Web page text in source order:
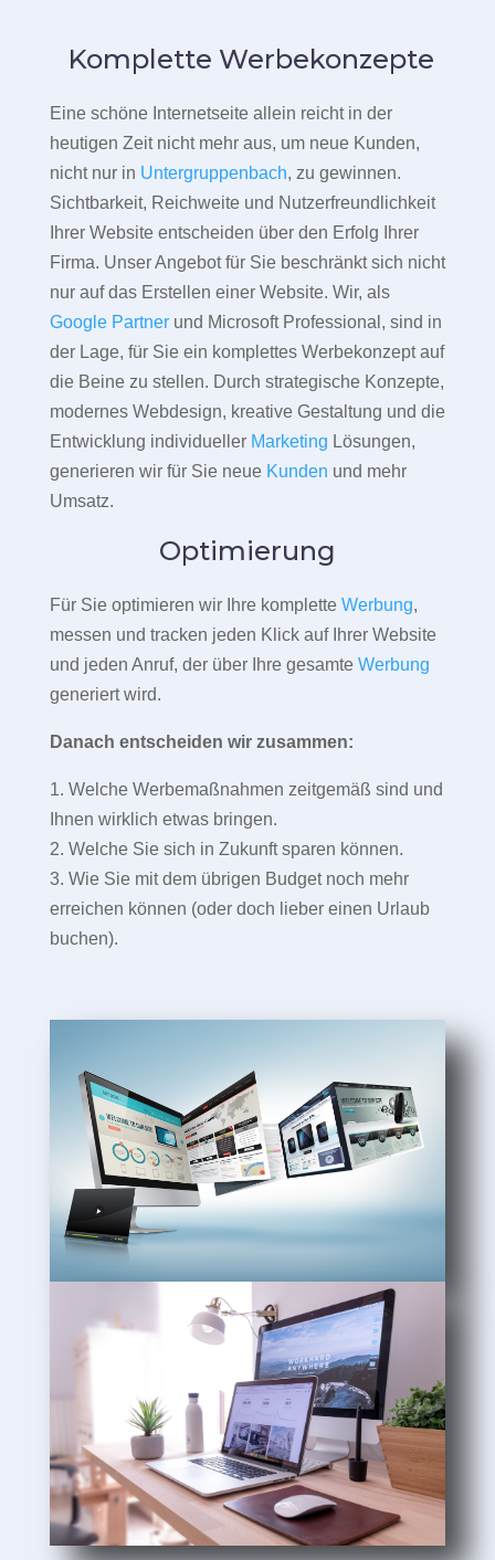
Komplette Werbekonzepte
Eine schöne Internetseite allein reicht in der
heutigen Zeit nicht mehr aus, um neue Kunden,
nicht nur in Untergruppenbach, zu gewinnen.
Sichtbarkeit, Reichweite und Nutzerfreundlichkeit
Ihrer Website entscheiden über den Erfolg Ihrer
Firma. Unser Angebot für Sie beschränkt sich nicht
nur auf das Erstellen einer Website. Wir, als
Google Partnerund Microsoft Professional, sind in
der Lage, für Sie ein komplettes Werbekonzept auf
die Beine zu stellen. Durch strategische Konzepte,
modernes Webdesign, kreative Gestaltung und die
Entwicklung individueller Marketing Lösungen,
generieren wir für Sie neue Kunden und mehr
Umsatz.
Optimierung
Für Sie optimieren wir Ihre komplette Werbung,
messen und tracken jeden Klick auf Ihrer Website
und jeden Anruf, der über Ihre gesamte Werbung
generiert wird.
Danach entscheiden wir zusammen:
1. Welche Werbemaßnahmen zeitgemäß sind und
Ihnen wirklich etwas bringen.
2. Welche Sie sich in Zukunft sparen können.
3. Wie Sie mit dem übrigen Budget noch mehr
erreichen können (oder doch lieber einen Urlaub
buchen).